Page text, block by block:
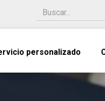
personalizado